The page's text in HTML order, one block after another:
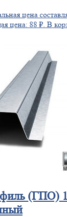
цена
цена: 88 ₽. В
(ГПО)